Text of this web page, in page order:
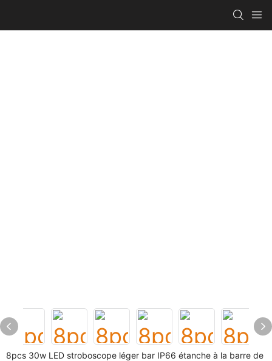
8pcs 30w LED stroboscope léger bar IP66 étanche à la barre de